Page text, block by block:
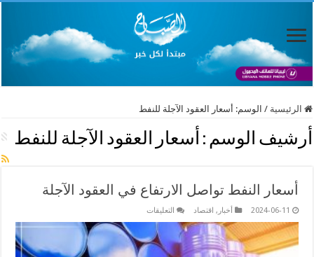
الرئيسية / الوسم: أسعار العقود الآجلة للنفط
أرشيف الوسم : أسعار العقود الآجلة للنفط
أسعار النفط تواصل الارتفاع في العقود الآجلة
2024-06-11 أخبار , اقتصاد التعليقات
النفط
تواصل
الارتفاع